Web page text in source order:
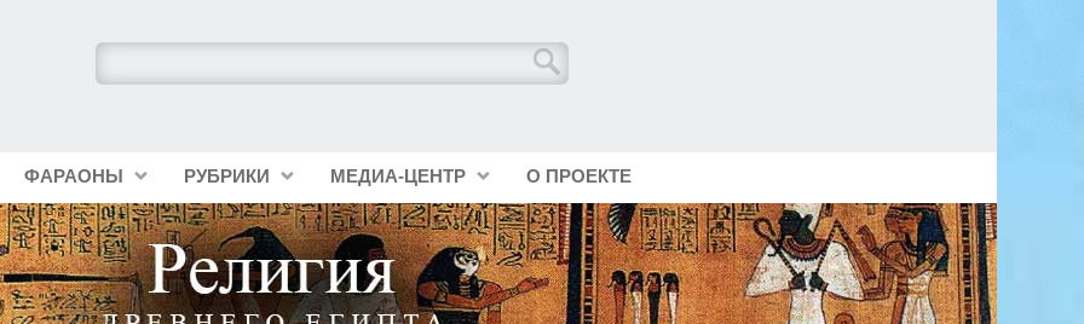
ФАРАОНЫ РУБРИКИ МЕДИА-ЦЕНТР О ПРОЕКТЕ